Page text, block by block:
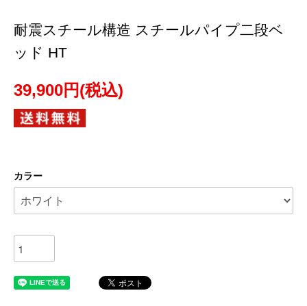
耐震スチール構造 スチールパイプ二段ベ
ッド HT
39,900円(税込)
カラー